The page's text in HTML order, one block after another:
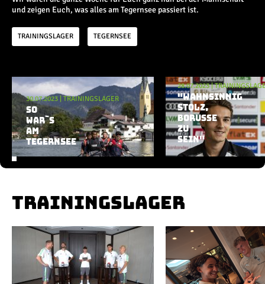
Europa League
Testspiele
News
Interviews
Pressekonferenzen
Rund um Borussia
Trainingslager
Alle Videos
und zeigen Euch, was alles am Tegernsee passiert ist.
TRAININGSLAGER TEGERNSEE
Aktuelle Playlist
30.07.2023 TRAININGSLAGER
SO
WAR`S
AM
TEGERNSEE
28.07.2023|
"WAHNSINNIG
STOLZ,
BORUSSE
ZU
SEIN"
TRAININGSLAGER